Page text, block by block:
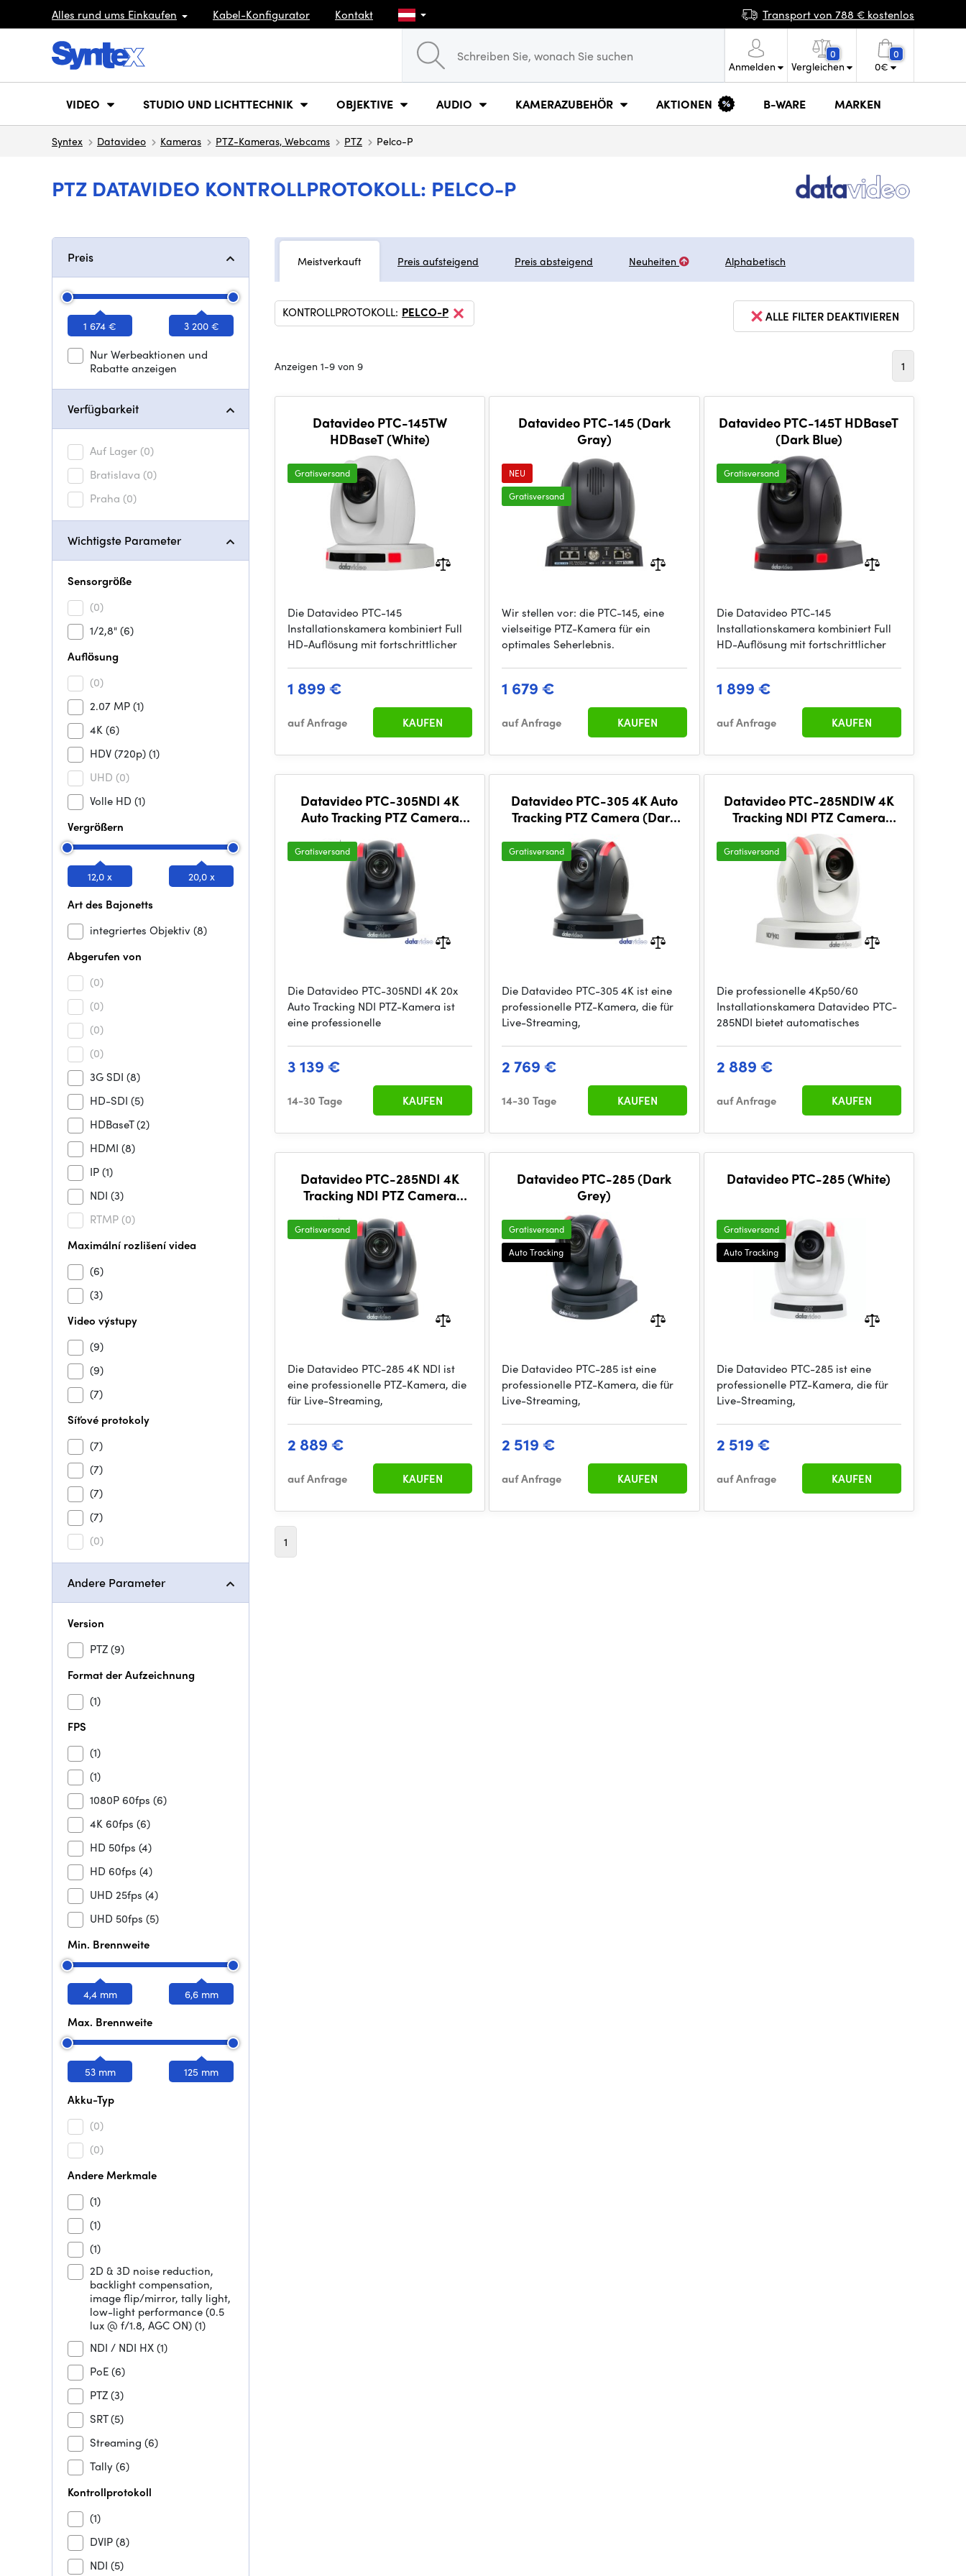
Alles rund ums Einkaufen Kabel-Konfigurator Kontakt Transport von 788 € kostenlos
Anmelden
0
Vergleichen
0
0€
VIDEO STUDIO UND LICHTTECHNIK OBJEKTIVE AUDIO KAMERAZUBEHÖR AKTIONEN B-WARE MARKEN
Syntex Datavideo Kameras PTZ-Kameras, Webcams PTZ Pelco-P
PTZ DATAVIDEO KONTROLLPROTOKOLL: PELCO-P
Preis
1 674 € 3 200 €
Nur Werbeaktionen und
Rabatte anzeigen
Verfügbarkeit
Auf Lager (0)
Bratislava (0)
Praha (0)
Wichtigste Parameter
Sensorgröße
(0)
1/2,8"(6)
Auflösung
(0)
2.07 MP(1)
4K(6)
HDV (720p)(1)
UHD (0)
Volle HD (1)
Vergrößern
12,0 x 20,0 x
Art des Bajonetts
integriertes Objektiv(8)
Abgerufen von
(0)
(0)
(0)
(0)
3G SDI (8)
HD-SDI (5)
HDBaseT(2)
HDMI (8)
IP(1)
NDI (3)
RTMP (0)
Maximální rozlišení videa
(6)
(3)
Video výstupy
(9)
(9)
(7)
Síťové protokoly
(7)
(7)
(7)
(7)
(0)
Andere Parameter
Version
PTZ(9)
Format der Aufzeichnung
(1)
FPS
(1)
(1)
1080P 60fps (6)
4K 60fps (6)
HD 50fps (4)
HD 60fps (4)
UHD 25fps (4)
UHD 50fps (5)
Min. Brennweite
4,4 mm 6,6 mm
Max. Brennweite
53 mm 125 mm
Akku-Typ
(0)
(0)
Andere Merkmale
(1)
(1)
(1)
2D & 3D noise reduction,
backlight compensation,
image flip/mirror, tally light,
low-light performance (0.5
lux @ f/1.8, AGC ON)(1)
NDI / NDI HX(1)
PoE(6)
PTZ(3)
SRT(5)
Streaming (6)
Tally(6)
Kontrollprotokoll
(1)
DVIP(8)
NDI (5)
Meistverkauft Preis aufsteigend Preis absteigend Neuheiten Alphabetisch
ALLE FILTER DEAKTIVIEREN
KONTROLLPROTOKOLL: PELCO-P
Anzeigen 1-9 von 9 1
Datavideo PTC-145TW
HDBaseT (White)
Gratisversand
Die Datavideo PTC-145
Installationskamera kombiniert Full
HD-Auflösung mit fortschrittlicher
1 899 €
auf Anfrage KAUFEN
Datavideo PTC-145 (Dark
Gray)
NEU
Gratisversand
Wir stellen vor: die PTC-145, eine
vielseitige PTZ-Kamera für ein
optimales Seherlebnis.
1 679 €
auf Anfrage KAUFEN
Datavideo PTC-145T HDBaseT
(Dark Blue)
Gratisversand
Die Datavideo PTC-145
Installationskamera kombiniert Full
HD-Auflösung mit fortschrittlicher
1 899 €
auf Anfrage KAUFEN
Datavideo PTC-305NDI 4K
Auto Tracking PTZ Camera
Gratisversand
Die Datavideo PTC-305NDI 4K 20x
Auto Tracking NDI PTZ-Kamera ist
eine professionelle
3 139 €
14-30 Tage KAUFEN
Datavideo PTC-305 4K Auto
Tracking PTZ Camera (Dark
Gratisversand
Die Datavideo PTC-305 4K ist eine
professionelle PTZ-Kamera, die für
Live-Streaming,
2 769 €
14-30 Tage KAUFEN
Datavideo PTC-285NDIW 4K
Tracking NDI PTZ Camera
(White)
Gratisversand
Die professionelle 4Kp50/60
Installationskamera Datavideo PTC-
285NDI bietet automatisches
2 889 €
auf Anfrage KAUFEN
Datavideo PTC-285NDI 4K
Tracking NDI PTZ Camera
Gratisversand
Die Datavideo PTC-285 4K NDI ist
eine professionelle PTZ-Kamera, die
für Live-Streaming,
2 889 €
auf Anfrage KAUFEN
Datavideo PTC-285 (Dark
Grey)
Gratisversand
Auto Tracking
Die Datavideo PTC-285 ist eine
professionelle PTZ-Kamera, die für
Live-Streaming,
2 519 €
auf Anfrage KAUFEN
Datavideo PTC-285 (White)
Gratisversand
Auto Tracking
Die Datavideo PTC-285 ist eine
professionelle PTZ-Kamera, die für
Live-Streaming,
2 519 €
auf Anfrage KAUFEN
1